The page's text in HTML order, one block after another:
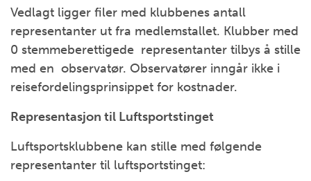
Vedlagt ligger filer med klubbenes antall
representanter ut fra medlemstallet. Klubber med
0 stemmeberettigede representanter tilbys å stille
med en observatør. Observatører inngår ikke i
reisefordelingsprinsippet for kostnader.
Representasjon til Luftsportstinget
Luftsportsklubbene kan stille med følgende
representanter til luftsportstinget: